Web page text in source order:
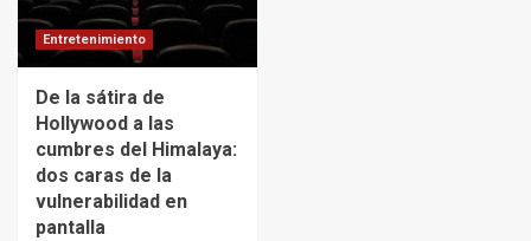
Entretenimiento
De la sátira de
Hollywood a las
cumbres del Himalaya:
dos caras de la
vulnerabilidad en
pantalla